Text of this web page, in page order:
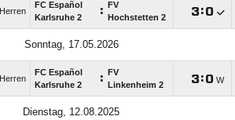
Herren
FC Español
Karlsruhe 2
:
FV
Hochstetten 2
:
Sonntag, 17.05.2026
Herren
FC Español
Karlsruhe 2
:
FV
Linkenheim 2
: W
Dienstag, 12.08.2025